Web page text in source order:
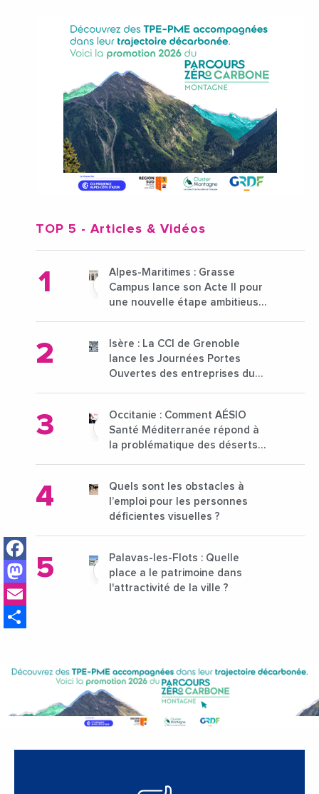
Facebook
Mastodon
TOP 5 - Articles & Vidéos
Alpes-Maritimes : Grasse
Campus lance son Acte II pour
une nouvelle étape ambitieuse
Isère : La CCI de Grenoble
lance les Journées Portes
Ouvertes des entreprises du
Occitanie : Comment AÉSIO
Santé Méditerranée répond à
la problématique des déserts
Quels sont les obstacles à
l’emploi pour les personnes
déficientes visuelles ?
Palavas-les-Flots : Quelle
place a le patrimoine dans
l'attractivité de la ville ?